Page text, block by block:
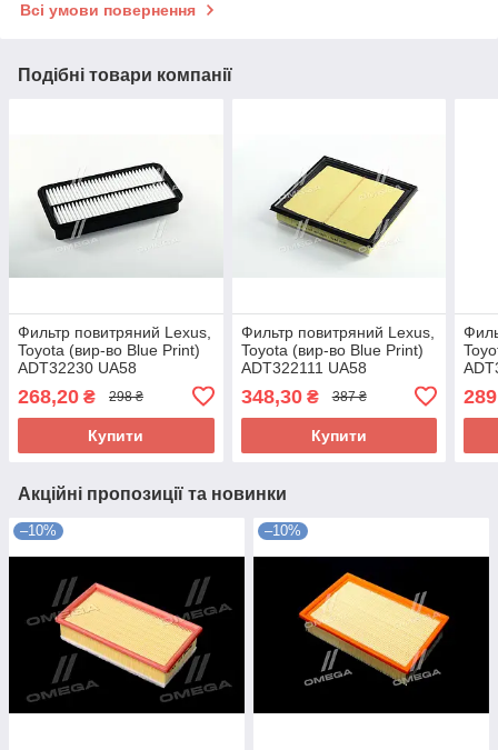
Всі умови повернення
Подібні товари компанії
Фильтр повитряний Lexus,
Toyota (вир-во Blue Print)
ADT32230 UA58
268,20 ₴ 298 ₴
Купити
Фильтр повитряний Lexus,
Toyota (вир-во Blue Print)
ADT322111 UA58
348,30₴ 387 ₴
Купити
Акційні пропозиції та новинки
–10% –10%